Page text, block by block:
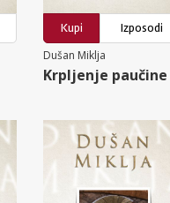
Kupi
Izposodi
Dušan Miklja
Krpljenje paučine